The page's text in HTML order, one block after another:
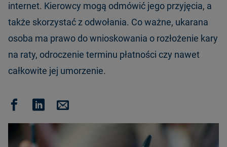
internet. Kierowcy mogą odmówić jego przyjęcia, a
także skorzystać z odwołania. Co ważne, ukarana
osoba ma prawo do wnioskowania o rozłożenie kary
na raty, odroczenie terminu płatności czy nawet
całkowite jej umorzenie.